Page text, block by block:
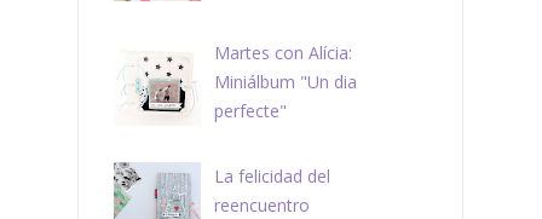
Martes con Alícia:
Miniálbum "Un dia
perfecte"
La felicidad del
reencuentro